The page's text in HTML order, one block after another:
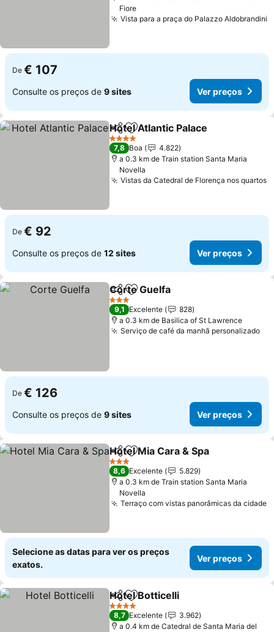
Fiore
Vista para a praça do Palazzo Aldobrandini
De € 107
Consulte os preços de 9 sites Ver preços
PartilharAdicionar aos favoritos
Hotel Atlantic Palace
4 Estrelas
7,8 Boa
4.822
a 0.3 km de Train station Santa Maria
Novella
Vistas da Catedral de Florença nos quartos
De € 92
Consulte os preços de 12 sites Ver preços
PartilharAdicionar aos favoritos
Corte Guelfa
3 Estrelas
9,1 Excelente
828
a 0.3 km de Basilica of St Lawrence
Serviço de café da manhã personalizado
De € 126
Consulte os preços de 9 sites Ver preços
PartilharAdicionar aos favoritos
Hotel Mia Cara & Spa
3 Estrelas
8,6 Excelente
5.829
a 0.3 km de Train station Santa Maria
Novella
Terraço com vistas panorâmicas da cidade
Selecione as datas para ver os preços
exatos.
Ver preços
PartilharAdicionar aos favoritos
Hotel Botticelli
4 Estrelas
8,7 Excelente
3.962
a 0.4 km de Catedral de Santa Maria del